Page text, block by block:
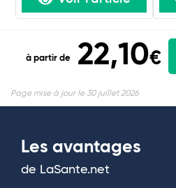
à partir de 22,10€
Page mise à jour le 30 juillet 2026
Les avantages
de LaSante.net